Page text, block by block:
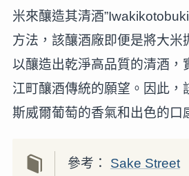
米來釀造其清酒
方法，該釀酒廠即便是將大米
以釀造出乾淨高品質的清酒，
江町釀酒傳統的願望。因此，
斯威爾葡萄的香氣和出色的口
參考： Sake Street